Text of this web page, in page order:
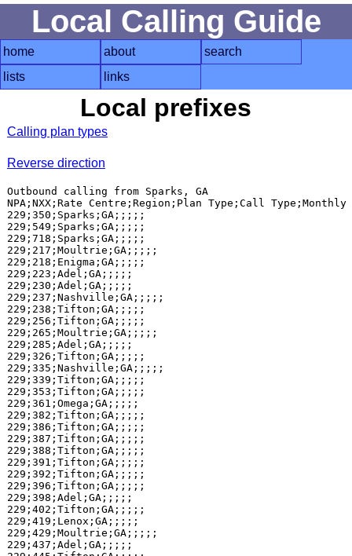
Local Calling Guide
home about
search
lists
links
Local prefixes
Calling plan types
Reverse direction
Outbound calling from Sparks, GA
NPA;NXX;Rate Centre;Region;Plan Type;Call
229;350;Sparks;GA;;;;;
229;549;Sparks;GA;;;;;
229;718;Sparks;GA;;;;;
229;217;Moultrie;GA;;;;;
229;218;Enigma;GA;;;;;
229;223;Adel;GA;;;;;
229;230;Adel;GA;;;;;
229;237;Nashville;GA;;;;;
229;238;Tifton;GA;;;;;
229;256;Tifton;GA;;;;;
229;265;Moultrie;GA;;;;;
229;285;Adel;GA;;;;;
229;326;Tifton;GA;;;;;
229;335;Nashville;GA;;;;;
229;339;Tifton;GA;;;;;
229;353;Tifton;GA;;;;;
229;361;Omega;GA;;;;;
229;382;Tifton;GA;;;;;
229;386;Tifton;GA;;;;;
229;387;Tifton;GA;;;;;
229;388;Tifton;GA;;;;;
229;391;Tifton;GA;;;;;
229;392;Tifton;GA;;;;;
229;396;Tifton;GA;;;;;
229;398;Adel;GA;;;;;
229;402;Tifton;GA;;;;;
229;419;Lenox;GA;;;;;
229;429;Moultrie;GA;;;;;
229;437;Adel;GA;;;;;